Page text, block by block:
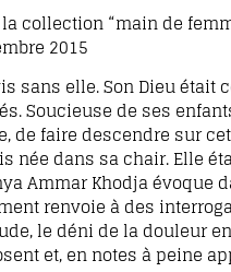
collection “main de
2015
sans elle. Son Dieu
Soucieuse de ses
de faire descendre sur
née dans sa chair. Elle
Ammar Khodja évoque
renvoie à des
le déni de la douleur
et, en notes à peine